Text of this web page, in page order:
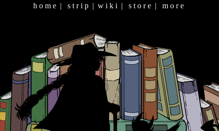
h o m e | s t r i p | w i k i | s t o r e | m o r e